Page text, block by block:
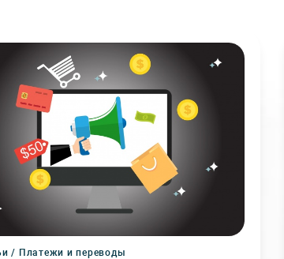
/ Платежи и переводы